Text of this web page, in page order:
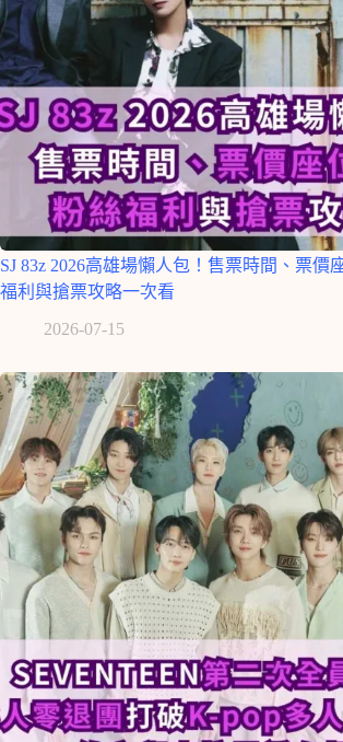
SJ 83z 2026高雄場懶人包！售票時間、票價
福利與搶票攻略一次看
2026-07-15